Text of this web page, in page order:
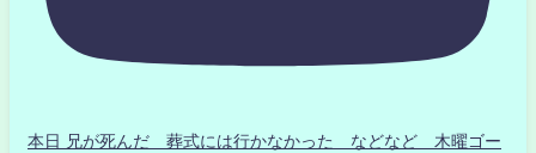
本日 兄が死んだ 葬式には行かなかった などなど 木曜ゴー